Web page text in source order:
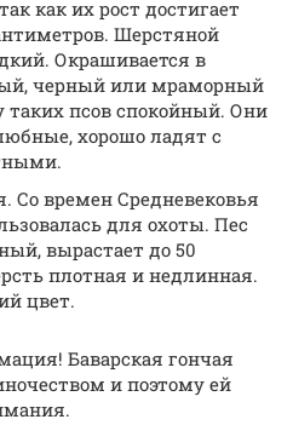
как их рост достигает
Шерстяной
Окрашивается в
черный или мраморный
таких псов спокойный. Они
хорошо ладят с
Со времен Средневековья
для охоты. Пес
вырастает до 50
плотная и недлинная.
цвет.
Баварская гончая
и поэтому ей